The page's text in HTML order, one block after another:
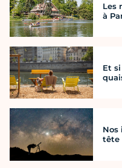
Les
à
Et
Nos
tête